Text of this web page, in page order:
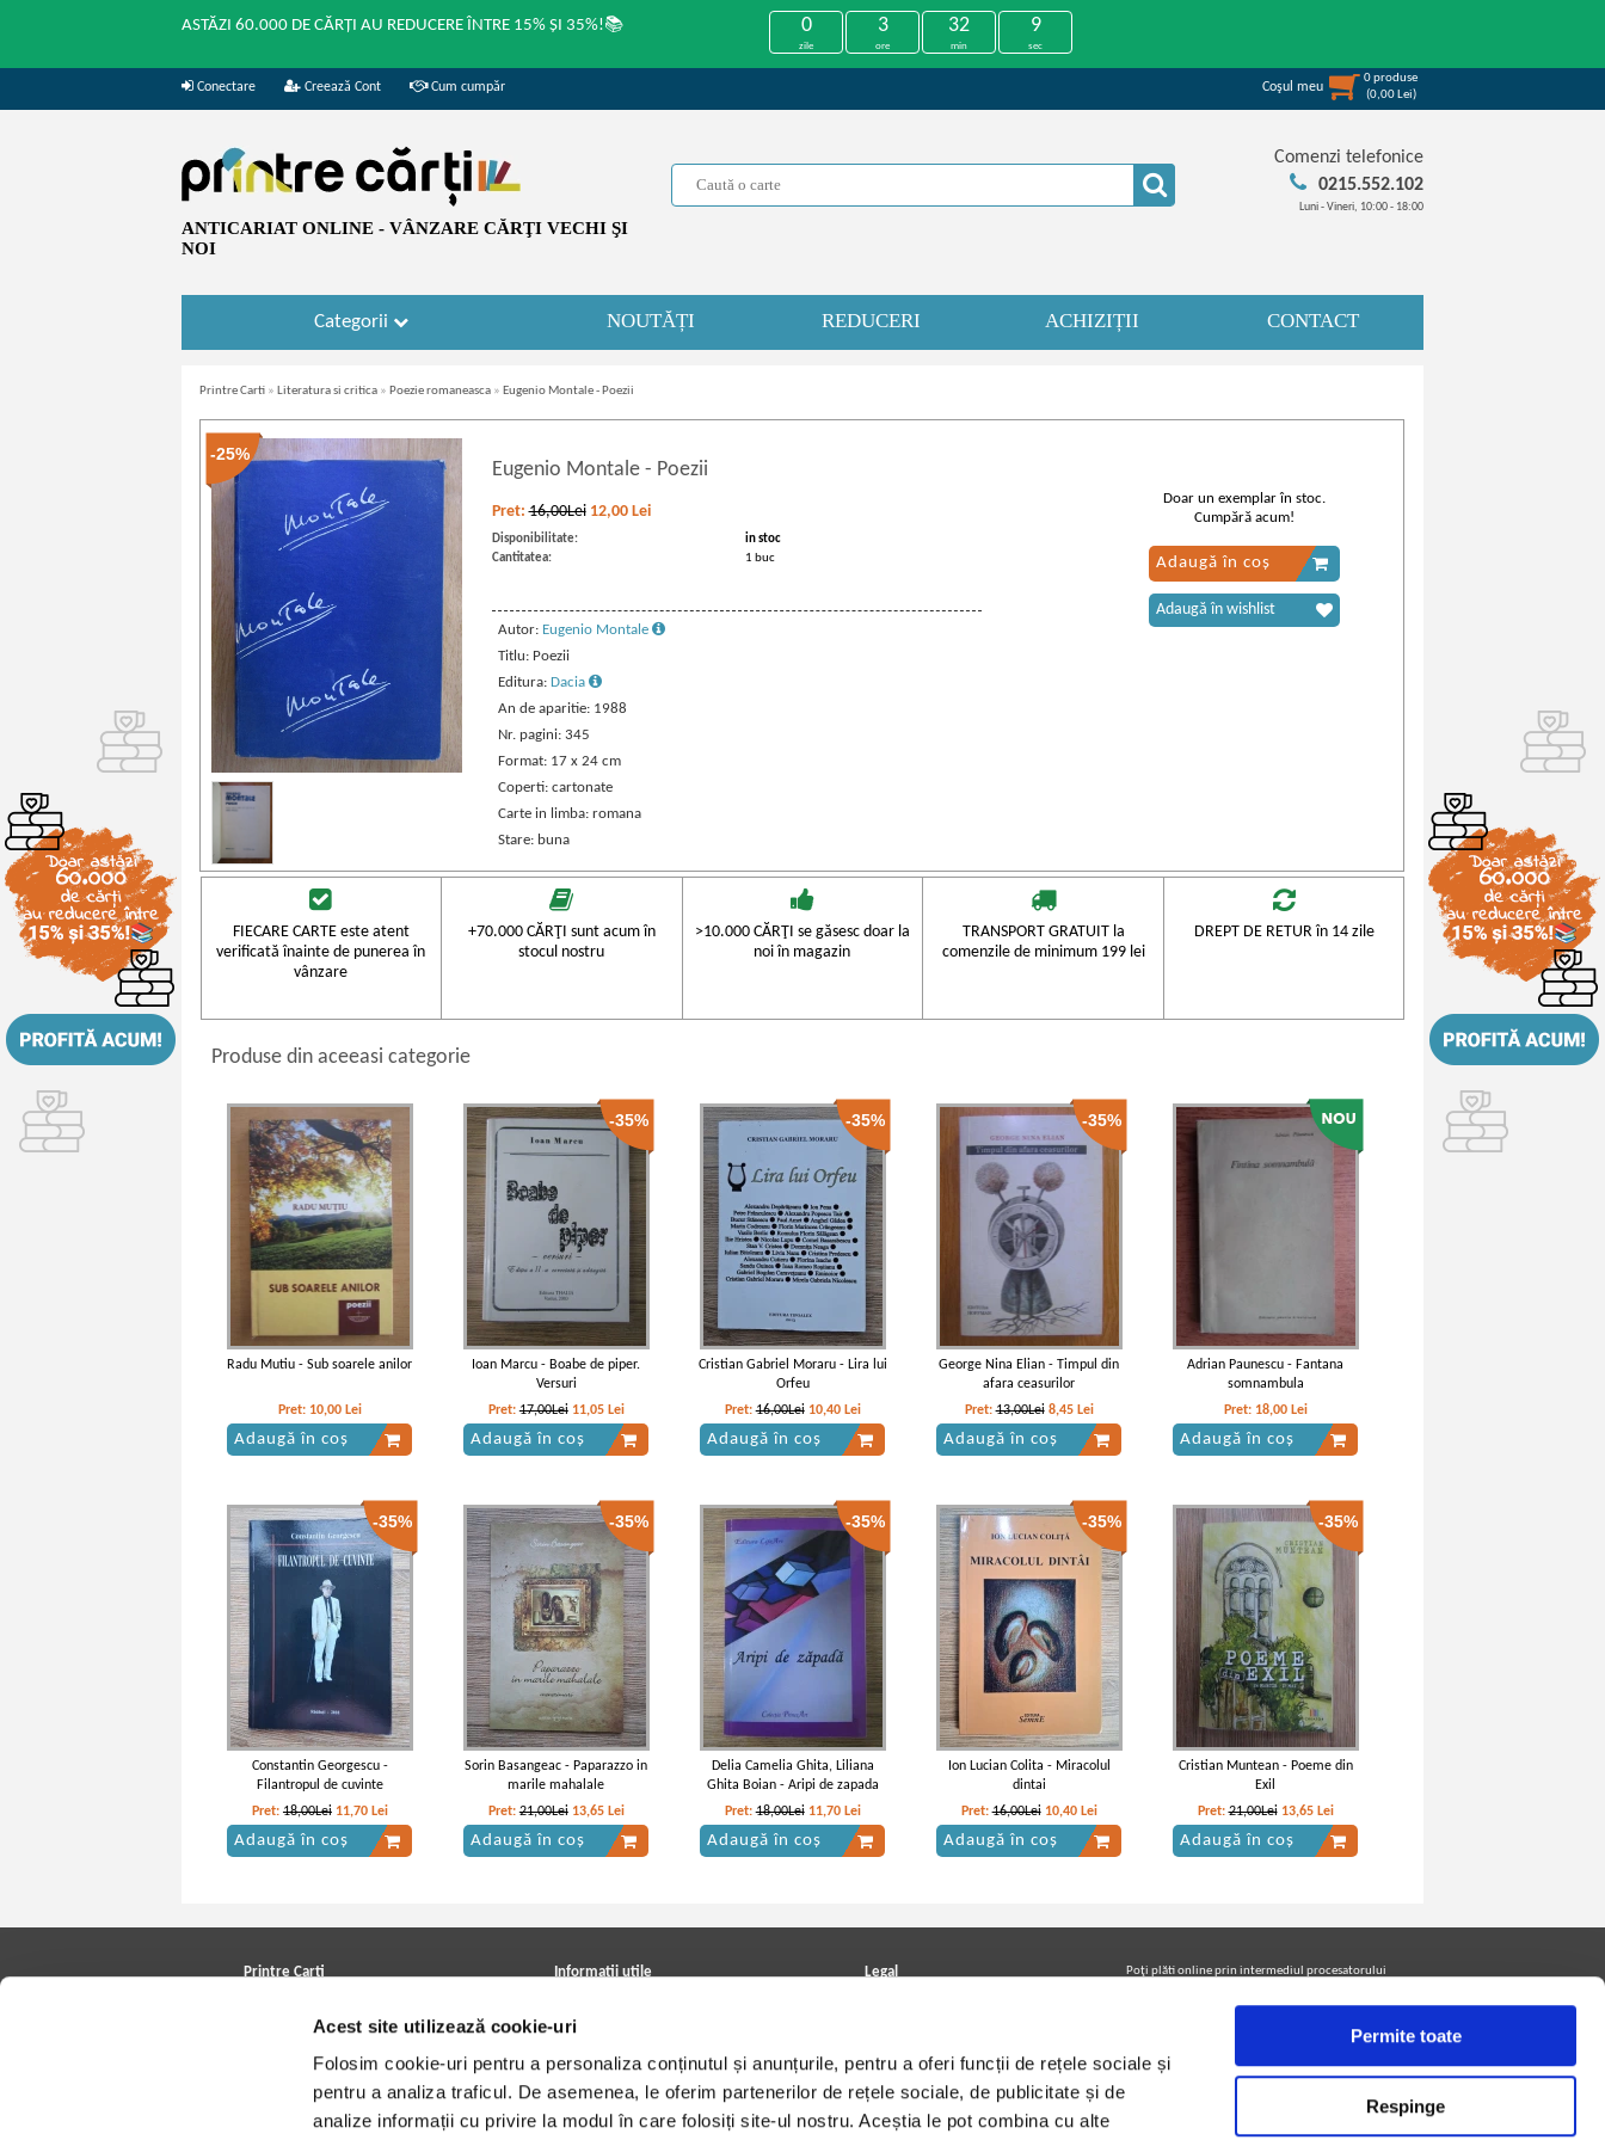
Acest site utilizează cookie-uri
Folosim cookie-uri pentru a personaliza conținutul și anunțurile, pentru a oferi funcții de rețele sociale și
pentru a analiza traficul. De asemenea, le oferim partenerilor de rețele sociale, de publicitate și de
analize informații cu privire la modul în care folosiți site-ul nostru. Aceștia le pot combina cu alte
Permite toate
Respinge
ASTĂZI 60.000 DE CĂRȚI AU REDUCERE ÎNTRE 15% ȘI 35%!📚 0
zile
3
ore
32
min
9
sec
Conectare Creează Cont Cum cumpăr Coşul meu
0produse
(0,00 Lei)
ANTICARIAT ONLINE - VÂNZARE CĂRŢI VECHI ŞI
NOI
Comenzi telefonice
0215.552.102
Luni - Vineri, 10:00 - 18:00
Categorii NOUTĂȚI REDUCERI ACHIZIȚII CONTACT
Printre Carti » Literatura si critica » Poezie romaneasca » Eugenio Montale - Poezii
-25%
Eugenio Montale - Poezii
Pret:16,00Lei 12,00 Lei
Disponibilitate:
in stoc
Cantitatea:
1 buc
Autor: Eugenio Montale
Titlu: Poezii
Editura: Dacia
An de aparitie: 1988
Nr. pagini: 345
Format: 17 x 24 cm
Coperti: cartonate
Carte in limba: romana
Stare: buna
Doar un exemplar în stoc.
Cumpără acum!
Adaugă în coș
Adaugă în wishlist
FIECARE CARTE este atent
verificată înainte de punerea în
vânzare
+70.000 CĂRŢI sunt acum în
stocul nostru
>10.000 CĂRŢI se găsesc doar la
noi în magazin
TRANSPORT GRATUIT la
comenzile de minimum 199 lei
DREPT DE RETUR în 14 zile
Produse din aceeasi categorie
Radu Mutiu - Sub soarele anilor
Pret: 10,00 Lei
Adaugă în coș
-35%
Ioan Marcu - Boabe de piper.
Versuri
Pret:17,00Lei 11,05 Lei
Adaugă în coș
-35%
Cristian Gabriel Moraru - Lira lui
Orfeu
Pret:16,00Lei 10,40 Lei
Adaugă în coș
-35%
George Nina Elian - Timpul din
afara ceasurilor
Pret:13,00Lei 8,45 Lei
Adaugă în coș
Adrian Paunescu - Fantana
somnambula
Pret: 18,00 Lei
Adaugă în coș
-35%
Constantin Georgescu -
Filantropul de cuvinte
Pret: 18,00Lei 11,70 Lei
Adaugă în coș
-35%
Sorin Basangeac - Paparazzo in
marile mahalale
Pret:21,00Lei 13,65 Lei
Adaugă în coș
-35%
Delia Camelia Ghita, Liliana
Ghita Boian - Aripi de zapada
Pret:18,00Lei 11,70 Lei
Adaugă în coș
-35%
Ion Lucian Colita - Miracolul
dintai
Pret:16,00Lei 10,40 Lei
Adaugă în coș
-35%
Cristian Muntean - Poeme din
Exil
Pret:21,00Lei 13,65 Lei
Adaugă în coș
Printre Carti
Cele mai căutate cărți
Blog Printre Carti
Informatii utile
Achizitii viniluri, casete, CD/DVD
Cum cumpar?
Politica de livrare
Retur comenzi
Angajari - Cariere
Legal
Termeni si conditii
Utilizare cookie-uri
Poţi plăti online prin intermediul procesatorului
Urmăreşte-ne pe facebook pentru a fi la curent cu